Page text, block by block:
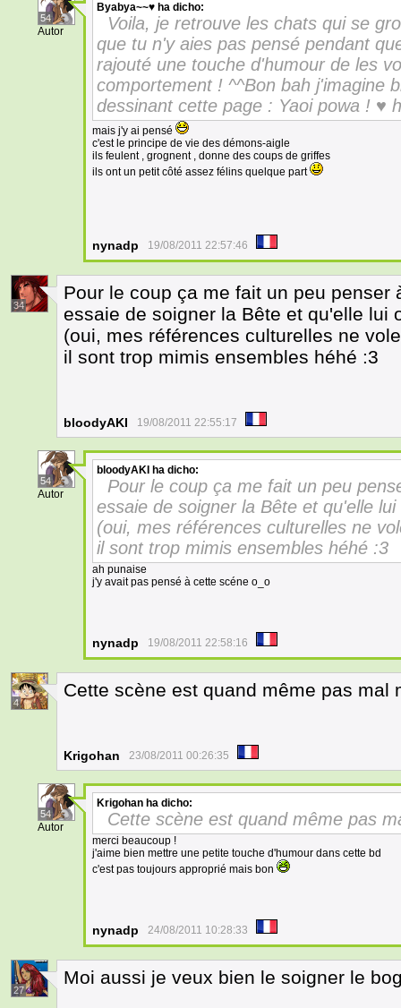
54
Autor
Byabya~~♥ ha dicho:
Voila, je retrouve les chats qui se
que tu n'y aies pas pensé pendant
rajouté une touche d'humour de les
comportement ! ^^Bon bah j'imagine
dessinant cette page : Yaoi powa ! ♥
mais j'y ai pensé
c'est le principe de vie des démons-aigle
ils feulent , grognent , donne des coups de griffes
ils ont un petit côté assez félins quelque part
nynadp 19/08/2011 22:57:46
34
Pour le coup ça me fait un peu penser
essaie de soigner la Bête et qu'elle lui
(oui, mes références culturelles ne
il sont trop mimis ensembles héhé :3
bloodyAKI 19/08/2011 22:55:17
54
Autor
bloodyAKI ha dicho:
Pour le coup ça me fait un peu
essaie de soigner la Bête et qu'elle
(oui, mes références culturelles ne
il sont trop mimis ensembles héhé :3
ah punaise
j'y avait pas pensé à cette scéne o_o
nynadp 19/08/2011 22:58:16
4
Cette scène est quand même pas mal
Krigohan 23/08/2011 00:26:35
54
Autor
Krigohan ha dicho:
Cette scène est quand même pas
merci beaucoup !
j'aime bien mettre une petite touche d'humour dans cette bd
c'est pas toujours approprié mais bon
nynadp 24/08/2011 10:28:33
27
Moi aussi je veux bien le soigner le